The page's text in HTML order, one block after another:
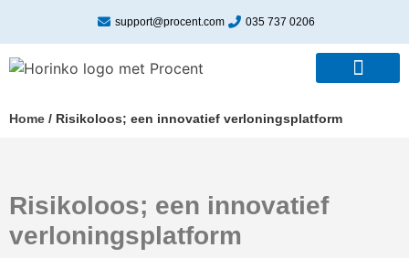
support@procent.com 035 737 0206
Home / Risikoloos; een innovatief verloningsplatform
Risikoloos; een innovatief
verloningsplatform